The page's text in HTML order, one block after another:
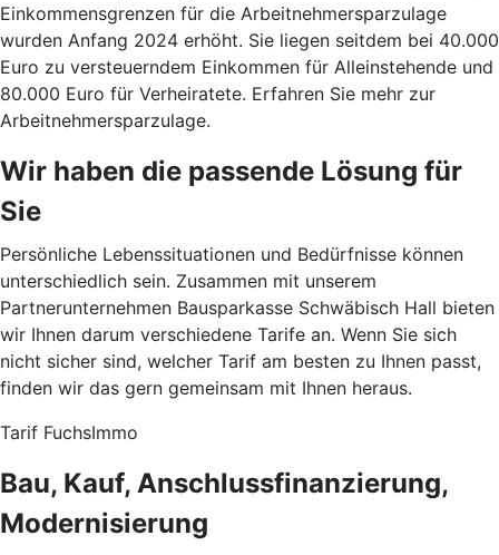
Einkommensgrenzen für die Arbeitnehmersparzulage
wurden Anfang 2024 erhöht. Sie liegen seitdem bei 40.000
Euro zu versteuerndem Einkommen für Alleinstehende und
80.000 Euro für Verheiratete. Erfahren Sie mehr zur
Arbeitnehmersparzulage.
Wir haben die passende Lösung für
Sie
Persönliche Lebenssituationen und Bedürfnisse können
unterschiedlich sein. Zusammen mit unserem
Partnerunternehmen Bausparkasse Schwäbisch Hall bieten
wir Ihnen darum verschiedene Tarife an. Wenn Sie sich
nicht sicher sind, welcher Tarif am besten zu Ihnen passt,
finden wir das gern gemeinsam mit Ihnen heraus.
Tarif FuchsImmo
Bau, Kauf, Anschlussfinanzierung,
Modernisierung